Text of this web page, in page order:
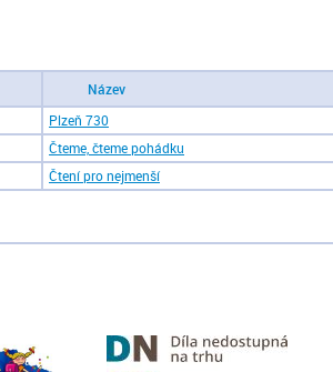
Název
Plzeň 730
Čteme, čteme pohádku
Čtení pro nejmenší